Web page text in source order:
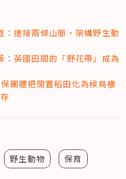
：連接兩條山脈，架構野生動
：英國田間的「野花帶」成為
團體把閒置稻田化為候鳥棲
野生動物 保育